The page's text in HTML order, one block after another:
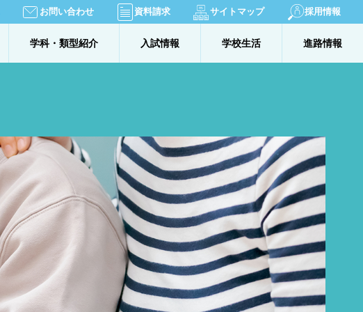
お問い合わせ 資料請求 サイトマップ 採用情報
学科・類型紹介 入試情報 学校生活 進路情報